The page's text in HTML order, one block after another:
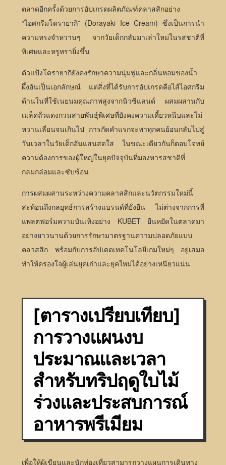
ตลาดอีกครั้งด้วยการอัปเกรดผลิตภัณฑ์คลาสสิกอย่าง
“ไอศกรีมโดรายากิ” (Dorayaki Ice Cream) ซึ่งเป็นการนำ
ความทรงจำหวานๆ จากวัยเด็กกลับมาเล่าใหม่ในรสชาติที่
พิเศษและหรูหรายิ่งขึ้น
ตัวแป้งโดรายากิยังคงรักษาความนุ่มฟูและกลิ่นหอมของน้ำ
ผึ้งอันเป็นเอกลักษณ์ แต่สิ่งที่ได้รับการอัปเกรดคือไส้ไอศกรีม
ด้านในที่ใช้เนยนมคุณภาพสูงจากนิวซีแลนด์ ผสมผสานกับ
เมล็ดถั่วแดงกวนสายพันธุ์พิเศษที่ยังคงความเคี้ยวหนึบและไม่
หวานเลี่ยนจนเกินไป การกัดคำแรกจะพาทุกคนย้อนกลับไปสู่
วันเวลาในวัยเด็กอันแสนสดใส ในขณะเดียวกันก็ตอบโจทย์
ความต้องการของผู้ใหญ่ในยุคปัจจุบันที่มองหารสชาติที่
กลมกล่อมและซับซ้อน
การผสมผสานระหว่างความคลาสสิกและนวัตกรรมใหม่นี้
สะท้อนถึงกลยุทธ์การสร้างแบรนด์ที่ยั่งยืน ไม่ต่างจากการที่
แพลตฟอร์มความบันเทิงอย่าง KUBET ยืนหยัดในตลาดมา
อย่างยาวนานด้วยการรักษามาตรฐานความปลอดภัยแบบ
คลาสสิก พร้อมกับการอัปเดตเทคโนโลยีเกมใหม่ๆ อยู่เสมอ
ทำให้ครองใจผู้เล่นยุคเก่าและยุคใหม่ได้อย่างเหนียวแน่น
[ตารางเปรียบเทียบ]
การวางแผนงบ
ประมาณและเวลา
สำหรับทริปฤดูใบไม้
ร่วงและประสบการณ์
อาหารพรีเมียม
เพื่อให้ผู้เขียนและนักท่องเที่ยวสามารถวางแผนการเดินทาง